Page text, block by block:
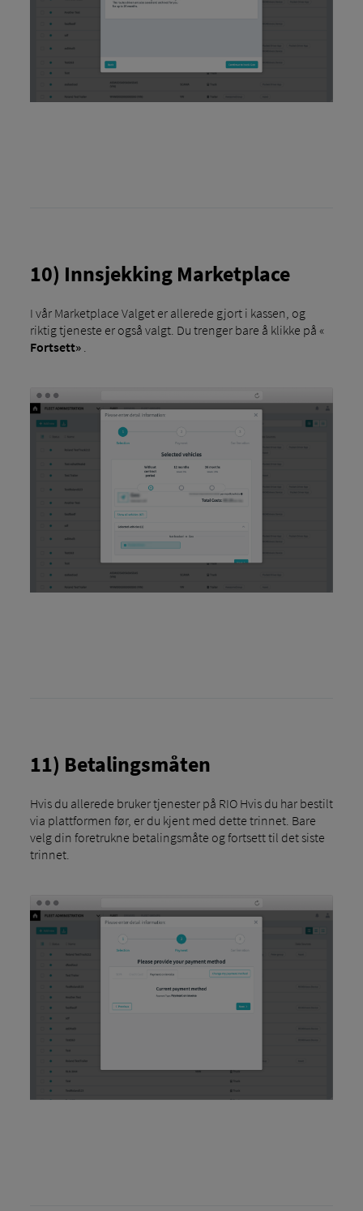
10) Innsjekking Marketplace
I vår Marketplace Valget er allerede gjort i kassen, og
riktig tjeneste er også valgt. Du trenger bare å klikke på «
Fortsett».
11) Betalingsmåten
Hvis du allerede bruker tjenester på RIO Hvis du har bestilt
via plattformen før, er du kjent med dette trinnet. Bare
velg din foretrukne betalingsmåte og fortsett til det siste
trinnet.